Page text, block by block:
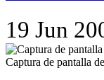
19 Jun
Captura de pantalla